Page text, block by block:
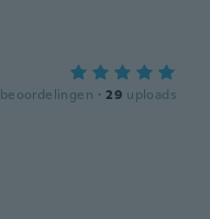
beoordelingen · 29 uploads